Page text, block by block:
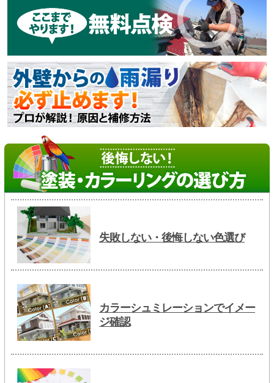
失敗しない・後悔しない色選び
カラーシュミレーションでイメー
ジ確認